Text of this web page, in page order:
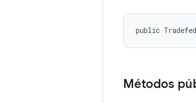
public
Métodos